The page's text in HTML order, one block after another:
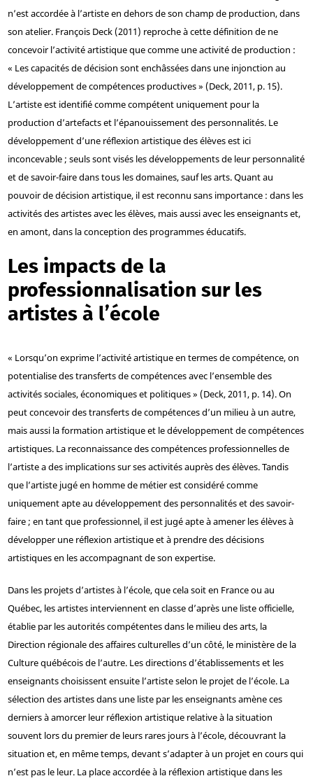
n’est accordée à l’artiste en dehors de son champ de production, dans
son atelier. François Deck (2011) reproche à cette définition de ne
concevoir l’activité artistique que comme une activité de production :
« Les capacités de décision sont enchâssées dans une injonction au
développement de compétences productives » (Deck, 2011, p. 15).
L’artiste est identifié comme compétent uniquement pour la
production d’artefacts et l’épanouissement des personnalités. Le
développement d’une réflexion artistique des élèves est ici
inconcevable ; seuls sont visés les développements de leur personnalité
et de savoir-faire dans tous les domaines, sauf les arts. Quant au
pouvoir de décision artistique, il est reconnu sans importance : dans les
activités des artistes avec les élèves, mais aussi avec les enseignants et,
en amont, dans la conception des programmes éducatifs.
Les impacts de la
professionnalisation sur les
artistes à l’école
« Lorsqu’on exprime l’activité artistique en termes de compétence, on
potentialise des transferts de compétences avec l’ensemble des
activités sociales, économiques et politiques » (Deck, 2011, p. 14). On
peut concevoir des transferts de compétences d’un milieu à un autre,
mais aussi la formation artistique et le développement de compétences
artistiques. La reconnaissance des compétences professionnelles de
l’artiste a des implications sur ses activités auprès des élèves. Tandis
que l’artiste jugé en homme de métier est considéré comme
uniquement apte au développement des personnalités et des savoir-
faire ; en tant que professionnel, il est jugé apte à amener les élèves à
développer une réflexion artistique et à prendre des décisions
artistiques en les accompagnant de son expertise.
Dans les projets d’artistes à l’école, que cela soit en France ou au
Québec, les artistes interviennent en classe d’après une liste officielle,
établie par les autorités compétentes dans le milieu des arts, la
Direction régionale des affaires culturelles d’un côté, le ministère de la
Culture québécois de l’autre. Les directions d’établissements et les
enseignants choisissent ensuite l’artiste selon le projet de l’école. La
sélection des artistes dans une liste par les enseignants amène ces
derniers à amorcer leur réflexion artistique relative à la situation
souvent lors du premier de leurs rares jours à l’école, découvrant la
situation et, en même temps, devant s’adapter à un projet en cours qui
n’est pas le leur. La place accordée à la réflexion artistique dans les